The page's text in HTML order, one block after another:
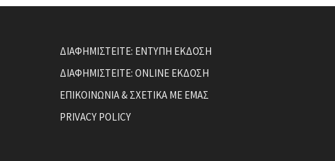
ΔΙΑΦΗΜΙΣΤΕΙΤΕ: ΕΝΤΥΠΗ ΕΚΔΟΣΗ
ΔΙΑΦΗΜΙΣΤΕΙΤΕ: ONLINE ΕΚΔΟΣΗ
ΕΠΙΚΟΙΝΩΝΙΑ & ΣΧΕΤΙΚΑ ΜΕ ΕΜΑΣ
PRIVACY POLICY